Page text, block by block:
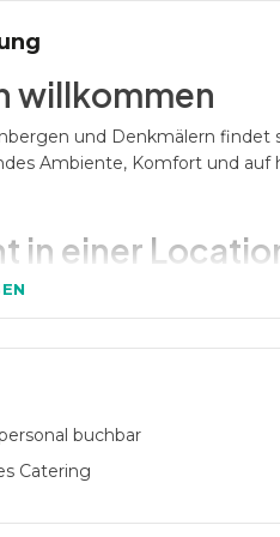
willkommen
und Denkmälern findet
Ambiente, Komfort und auf
in einer
Gasthaus bekannte Best
für Firmenevents,
Feierlichkeiten,
über 70 individuell
verwöhnt.
buchbar
Catering